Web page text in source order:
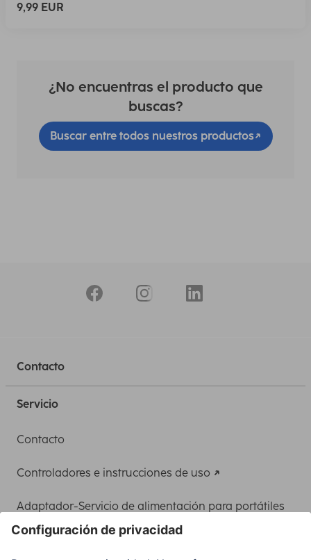
9,99 EUR
¿No encuentras el producto que
buscas?
Buscar entre todos nuestros productos
Contacto
Servicio
Contacto
Controladores e instrucciones de uso
Adaptador-Servicio de alimentación para portátiles